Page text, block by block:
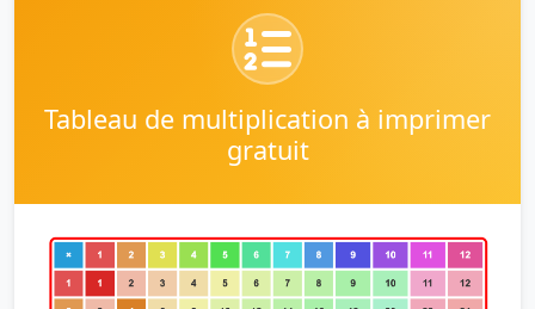
Tableau de multiplication à imprimer
gratuit